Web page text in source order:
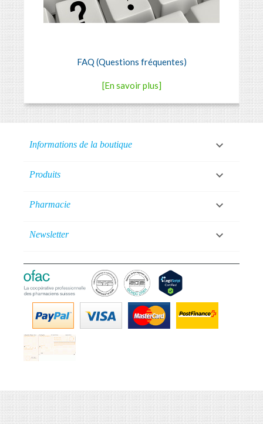
FAQ (Questions fréquentes)
[En savoir plus]
Informations de la boutique 
Produits 
Pharmacie 
Newsletter 